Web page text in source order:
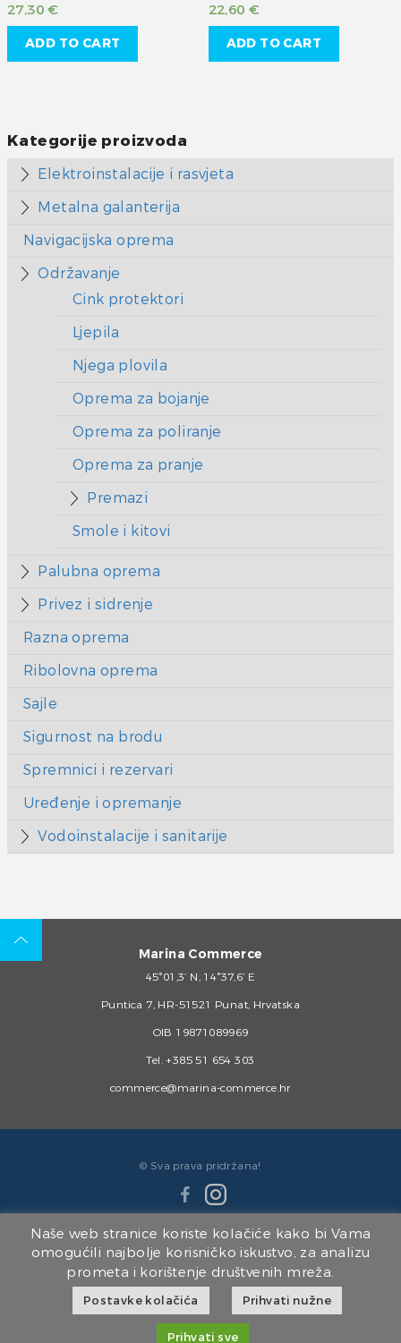
27,30€
ADD TO CART
22,60€
ADD TO CART
Kategorije proizvoda
Elektroinstalacije i rasvjeta
Metalna galanterija
Navigacijska oprema
Održavanje
Cink protektori
Ljepila
Njega plovila
Oprema za bojanje
Oprema za poliranje
Oprema za pranje
Premazi
Smole i kitovi
Palubna oprema
Privez i sidrenje
Razna oprema
Ribolovna oprema
Sajle
Sigurnost na brodu
Spremnici i rezervari
Uređenje i opremanje
Vodoinstalacije i sanitarije
Marina Commerce
45°01,3’ N, 14°37,6’ E
Puntica 7, HR-51521 Punat, Hrvatska
OIB 19871089969
Tel. +385 51 654 303
commerce@marina-commerce.hr
© Sva prava pridržana!
Članice Marina Punat Grupe:
Marina Punat d.o.o. | Brodogradilište Punat d.o.o. |
Marina Punat Hotel & Resort | Marina Commerce d.o.o.
Naše web stranice koriste kolačiće kako bi Vama
omogućili najbolje korisničko iskustvo, za analizu
prometa i korištenje društvenih mreža.
Postavke kolačića Prihvati nužne
Prihvati sve